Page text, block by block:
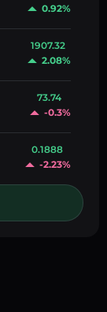
0.92%
1907.32
2.08%
73.74
-0.3%
0.1888
-2.23%